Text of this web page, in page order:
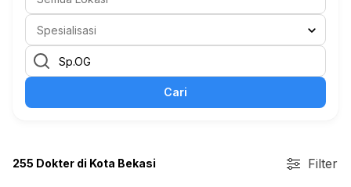
Cari
255 Dokter di Kota Bekasi Filter